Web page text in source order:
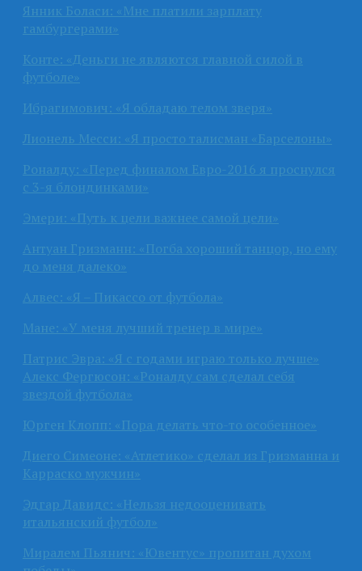
Янник Боласи: «Мне платили зарплату
гамбургерами»
Конте: «Деньги не являются главной силой в
футболе»
Ибрагимович: «Я обладаю телом зверя»
Лионель Месси: «Я просто талисман «Барселоны»
Роналду: «Перед финалом Евро-2016 я проснулся
с 3-я блондинками»
Эмери: «Путь к цели важнее самой цели»
Антуан Гризманн: «Погба хороший танцор, но ему
до меня далеко»
Алвес: «Я – Пикассо от футбола»
Мане: «У меня лучший тренер в мире»
Патрис Эвра: «Я с годами играю только лучше»
Алекс Фергюсон: «Роналду сам сделал себя
звездой футбола»
Юрген Клопп: «Пора делать что-то особенное»
Диего Симеоне: «Атлетико» сделал из Гризманна и
Карраско мужчин»
Эдгар Давидс: «Нельзя недооценивать
итальянский футбол»
Миралем Пьянич: «Ювентус» пропитан духом